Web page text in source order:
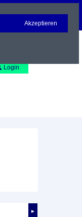
Login
►
Akzeptieren